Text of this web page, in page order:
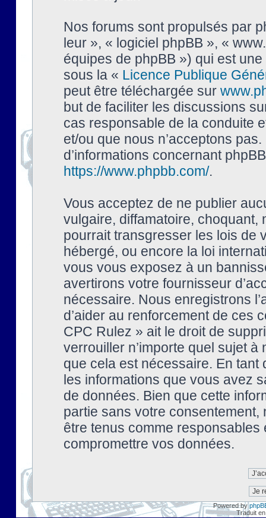
Nos forums sont propulsés par
leur », « logiciel phpBB », «
équipes de phpBB ») qui est
sous la « Licence Publique
peut être téléchargée sur
but de faciliter les discussions
cas responsable de la conduite
et/ou que nous n’acceptons
d’informations concernant
https://www.phpbb.com/.
Vous acceptez de ne publier
vulgaire, diffamatoire, choquant,
pourrait transgresser les lois de
hébergé, ou encore la loi
vous vous exposez à un
avertirons votre fournisseur
nécessaire. Nous enregistrons
d’aider au renforcement de ces
CPC Rulez » ait le droit de
verrouiller n’importe quel sujet à
que cela est nécessaire. En tant
les informations que vous avez
de données. Bien que cette
partie sans votre
être tenus comme
compromettre vos données.
Powered by
Traduit